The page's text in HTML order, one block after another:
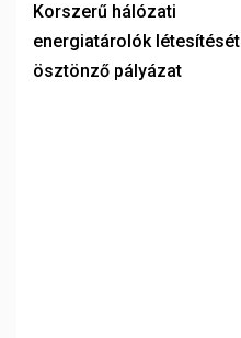
Korszerű hálózati
energiatárolók létesítését
ösztönző pályázat